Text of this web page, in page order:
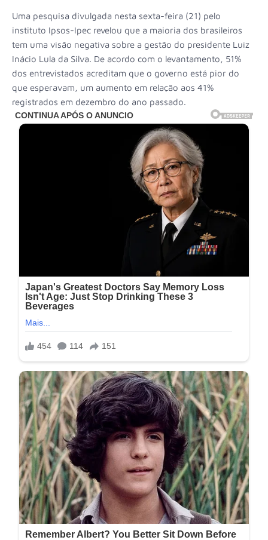
Uma pesquisa divulgada nesta sexta-feira (21) pelo
instituto Ipsos-Ipec revelou que a maioria dos brasileiros
tem uma visão negativa sobre a gestão do presidente Luiz
Inácio Lula da Silva. De acordo com o levantamento, 51%
dos entrevistados acreditam que o governo está pior do
que esperavam, um aumento em relação aos 41%
registrados em dezembro do ano passado.